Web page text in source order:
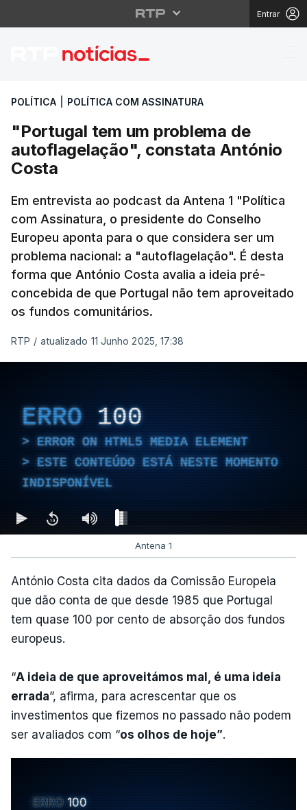
Entrar
"Portugal tem um
POLÍTICA POLÍTICA COM ASSINATURA
"Portugal tem um problema de
autoflagelação", constata António
Costa
Em entrevista ao podcast da Antena 1 "Política
com Assinatura, o presidente do Conselho
Europeu aponta para o que considera ser um
problema nacional: a "autoflagelação". É desta
forma que António Costa avalia a ideia pré-
concebida de que Portugal não tem aproveitado
os fundos comunitários.
RTP / atualizado 11 Junho 2025, 17:38
ERRO 100
ERROR ON HTML5 MEDIA ELEMENT
ESTE CONTEÚDO ESTÁ NESTE MOMENTO
INDISPONÍVEL
Antena 1
António Costa cita dados da Comissão Europeia
que dão conta de que desde 1985 que Portugal
tem quase 100 por cento de absorção dos fundos
europeus.
“A ideia de que aproveitámos mal, é uma ideia
errada”, afirma, para acrescentar que os
investimentos que fizemos no passado não podem
ser avaliados com “os olhos de hoje”.
ERRO 100